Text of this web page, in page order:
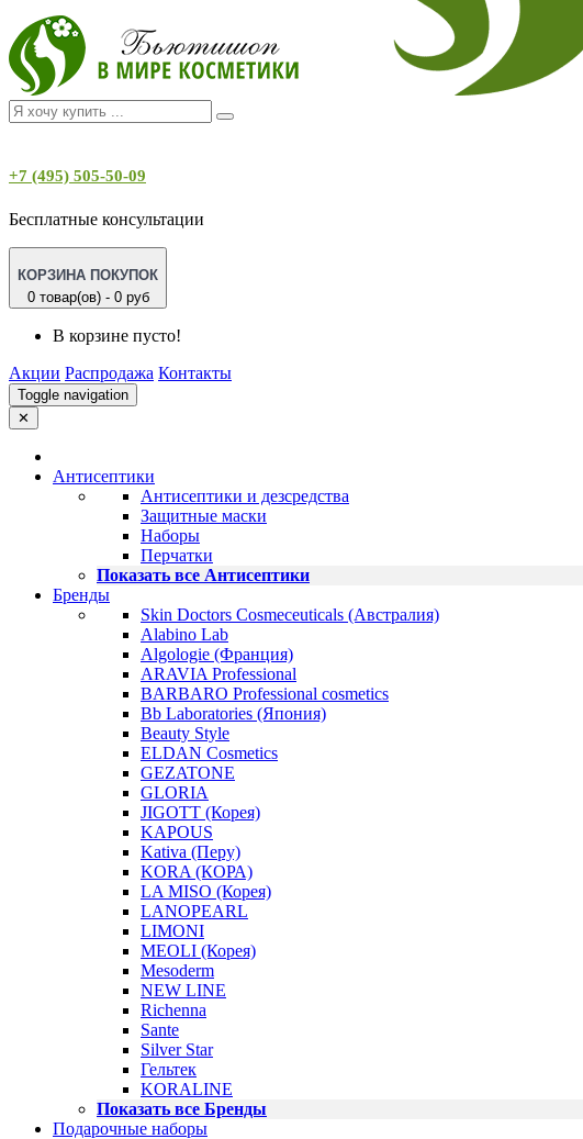
+7 (495) 505-50-09
Бесплатные консультации
КОРЗИНА ПОКУПОК
0 товар(ов) - 0 руб
В корзине пусто!
Акции Распродажа Контакты
Toggle navigation
✕
Антисептики
Антисептики и дезсредства
Защитные маски
Наборы
Перчатки
Показать все Антисептики
Бренды
Skin Doctors Cosmeceuticals (Австралия)
Alabino Lab
Algologie (Франция)
ARAVIA Professional
BARBARO Professional cosmetics
Bb Laboratories (Япония)
Beauty Style
ELDAN Cosmetics
GEZATONE
GLORIA
JIGOTT (Корея)
KAPOUS
Kativa (Перу)
KORA (КОРА)
LA MISO (Корея)
LANOPEARL
LIMONI
MEOLI (Корея)
Mesoderm
NEW LINE
Richenna
Sante
Silver Star
Гельтек
KORALINE
Показать все Бренды
Подарочные наборы